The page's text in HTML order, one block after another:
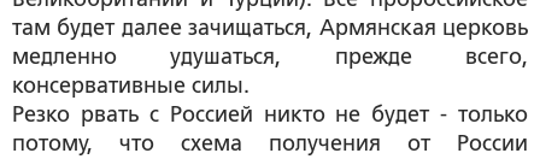
там будет далее зачищаться, Армянская церковь
медленно удушаться, прежде всего,
консервативные силы.
Резко рвать с Россией никто не будет - только
потому, что схема получения от России